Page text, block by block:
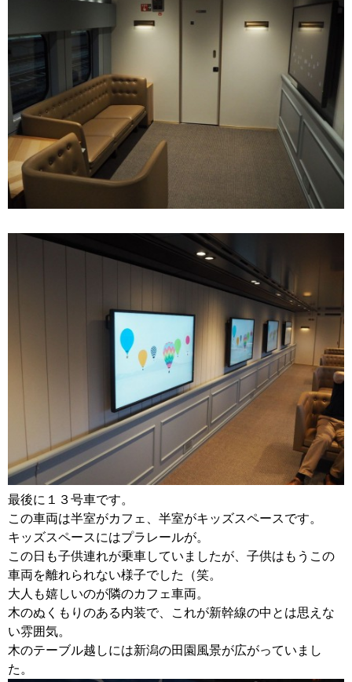
最後に１３号車です。
この車両は半室がカフェ、半室がキッズスペースです。
キッズスペースにはプラレールが。
この日も子供連れが乗車していましたが、子供はもうこの
車両を離れられない様子でした（笑。
大人も嬉しいのが隣のカフェ車両。
木のぬくもりのある内装で、これが新幹線の中とは思えな
い雰囲気。
木のテーブル越しには新潟の田園風景が広がっていまし
た。